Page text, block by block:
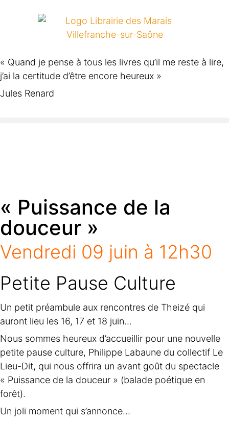
« Quand je pense à tous les livres qu’il me reste à lire,
j’ai la certitude d’être encore heureux »
Jules Renard
« Puissance de la
douceur »
Vendredi 09 juin à 12h30
Petite Pause Culture
Un petit préambule aux rencontres de Theizé qui
auront lieu les 16, 17 et 18 juin…
Nous sommes heureux d’accueillir pour une nouvelle
petite pause culture, Philippe Labaune du collectif Le
Lieu-Dit, qui nous offrira un avant goût du spectacle
« Puissance de la douceur » (balade poétique en
forêt).
Un joli moment qui s’annonce…